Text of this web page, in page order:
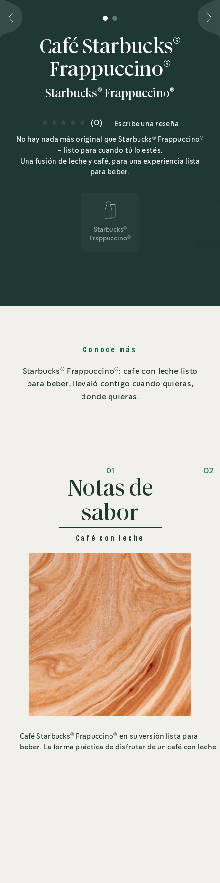
Café Starbucks®
Frappuccino®
Starbucks® Frappuccino®
(0) Escribe una reseña
No hay nada más original que Starbucks ® Frappuccino®
– listo para cuando tú lo estés.
Una fusión de leche y café, para una experiencia lista
para beber.
Starbucks®
Frappuccino®
1
Conoce más
Starbucks ® Frappuccino®: café con leche listo
para beber, llevaló contigo cuando quieras,
donde quieras.
01
Notas de
sabor
02
Café con leche
Café Starbucks® Frapuccino® en su versión lista para
beber. La forma práctica de disfrutar de un café con leche.
Sabor a
café